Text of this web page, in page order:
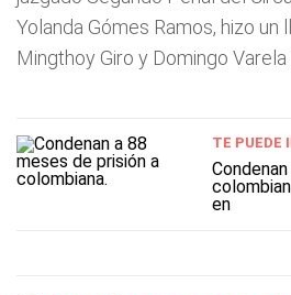
Yolanda Gómes Ramos, hizo un
Mingthoy Giro y Domingo Varela
TE PUEDE
en